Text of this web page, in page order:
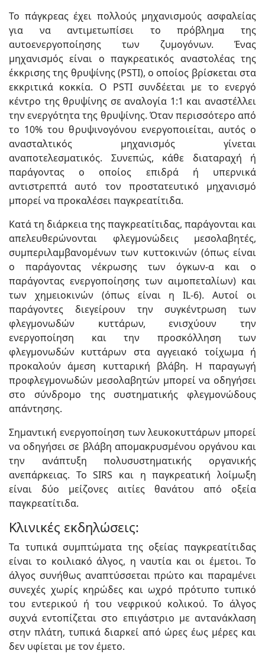
Το πάγκρεας έχει πολλούς μηχανισμούς ασφαλείας
για να αντιμετωπίσει το πρόβλημα της
αυτοενεργοποίησης των ζυμογόνων. Ένας
μηχανισμός είναι ο παγκρεατικός αναστολέας της
έκκρισης της θρυψίνης (PSTI), ο οποίος βρίσκεται στα
εκκριτικά κοκκία. Ο PSTI συνδέεται με το ενεργό
κέντρο της θρυψίνης σε αναλογία 1:1 και αναστέλλει
την ενεργότητα της θρυψίνης. Όταν περισσότερο από
το 10% του θρυψινογόνου ενεργοποιείται, αυτός ο
ανασταλτικός μηχανισμός γίνεται
αναποτελεσματικός. Συνεπώς, κάθε διαταραχή ή
παράγοντας ο οποίος επιδρά ή υπερνικά
αντιστρεπτά αυτό τον προστατευτικό μηχανισμό
μπορεί να προκαλέσει παγκρεατίτιδα.
Κατά τη διάρκεια της παγκρεατίτιδας, παράγονται και
απελευθερώνονται φλεγμονώδεις μεσολαβητές,
συμπεριλαμβανομένων των κυττοκινών (όπως είναι
ο παράγοντας νέκρωσης των όγκων-α και ο
παράγοντας ενεργοποίησης των αιμοπεταλίων) και
των χημειοκινών (όπως είναι η IL-6). Αυτοί οι
παράγοντες διεγείρουν την συγκέντρωση των
φλεγμονωδών κυττάρων, ενισχύουν την
ενεργοποίηση και την προσκόλληση των
φλεγμονωδών κυττάρων στα αγγειακό τοίχωμα ή
προκαλούν άμεση κυτταρική βλάβη. Η παραγωγή
προφλεγμονωδών μεσολαβητών μπορεί να οδηγήσει
στο σύνδρομο της συστηματικής φλεγμονώδους
απάντησης.
Σημαντική ενεργοποίηση των λευκοκυττάρων μπορεί
να οδηγήσει σε βλάβη απομακρυσμένου οργάνου και
την ανάπτυξη πολυσυστηματικής οργανικής
ανεπάρκειας. Το SIRS και η παγκρεατική λοίμωξη
είναι δύο μείζονες αιτίες θανάτου από οξεία
παγκρεατίτιδα.
Κλινικές εκδηλώσεις:
Τα τυπικά συμπτώματα της οξείας παγκρεατίτιδας
είναι το κοιλιακό άλγος, η ναυτία και οι έμετοι. Το
άλγος συνήθως αναπτύσσεται πρώτο και παραμένει
συνεχές χωρίς κηρώδες και ωχρό πρότυπο τυπικό
του εντερικού ή του νεφρικού κολικού. Το άλγος
συχνά εντοπίζεται στο επιγάστριο με αντανάκλαση
στην πλάτη, τυπικά διαρκεί από ώρες έως μέρες και
δεν υφίεται με τον έμετο.